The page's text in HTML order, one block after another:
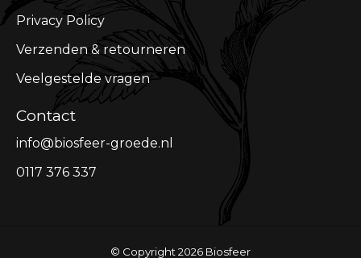
Privacy Policy
Verzenden & retourneren
Veelgestelde vragen
Contact
info@biosfeer-groede.nl
0117 376 337
© Copyright 2026 Biosfeer